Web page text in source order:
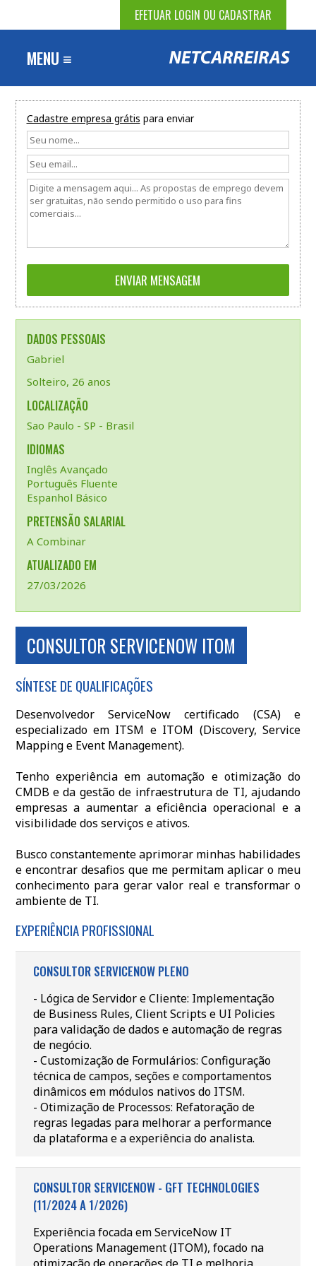
EFETUAR LOGIN OU CADASTRAR
MENU ≡
Cadastre empresa grátis para enviar
DADOS PESSOAIS
Gabriel
Solteiro, 26 anos
LOCALIZAÇÃO
Sao Paulo - SP - Brasil
IDIOMAS
Inglês Avançado
Português Fluente
Espanhol Básico
PRETENSÃO SALARIAL
A Combinar
ATUALIZADO EM
27/03/2026
CONSULTOR SERVICENOW ITOM
SÍNTESE DE QUALIFICAÇÕES
Desenvolvedor ServiceNow certificado (CSA) e
especializado em ITSM e ITOM (Discovery, Service
Mapping e Event Management).
Tenho experiência em automação e otimização do
CMDB e da gestão de infraestrutura de TI, ajudando
empresas a aumentar a eficiência operacional e a
visibilidade dos serviços e ativos.
Busco constantemente aprimorar minhas habilidades
e encontrar desafios que me permitam aplicar o meu
conhecimento para gerar valor real e transformar o
ambiente de TI.
EXPERIÊNCIA PROFISSIONAL
CONSULTOR SERVICENOW PLENO
- Lógica de Servidor e Cliente: Implementação
de Business Rules, Client Scripts e UI Policies
para validação de dados e automação de regras
de negócio.
- Customização de Formulários: Configuração
técnica de campos, seções e comportamentos
dinâmicos em módulos nativos do ITSM.
- Otimização de Processos: Refatoração de
regras legadas para melhorar a performance
da plataforma e a experiência do analista.
CONSULTOR SERVICENOW - GFT TECHNOLOGIES
(11/2024 A 1/2026)
Experiência focada em ServiceNow IT
Operations Management (ITOM), focado na